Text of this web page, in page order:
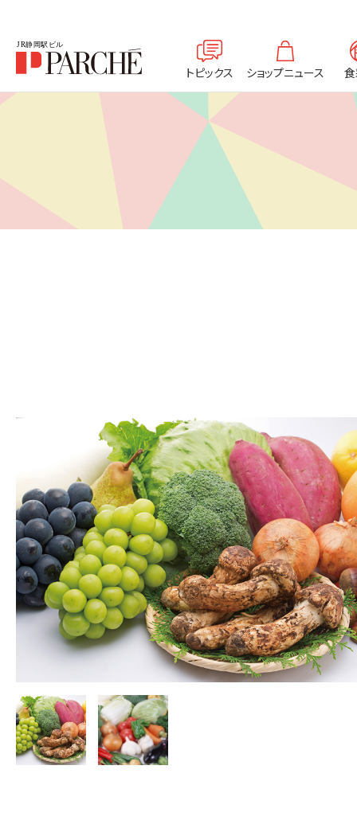
トピックス ショップニュース